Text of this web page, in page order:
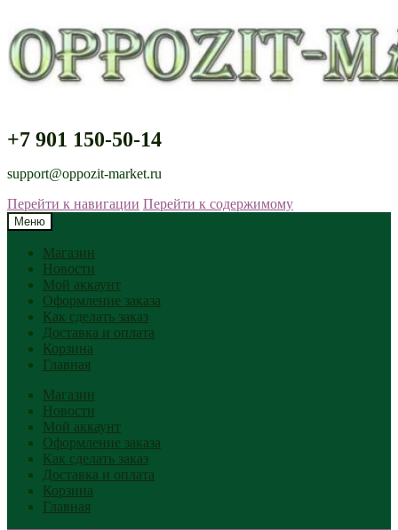
+7 901 150-50-14
support@oppozit-market.ru
Перейти к навигации Перейти к содержимому
Меню
Магазин
Новости
Мой аккаунт
Оформление заказа
Как сделать заказ
Доставка и оплата
Корзина
Главная
Магазин
Новости
Мой аккаунт
Оформление заказа
Как сделать заказ
Доставка и оплата
Корзина
Главная